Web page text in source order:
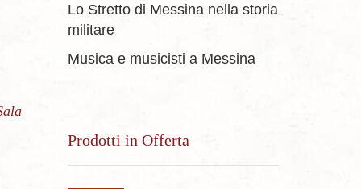
Lo Stretto di Messina nella storia
militare
Musica e musicisti a Messina
Prodotti in Offerta